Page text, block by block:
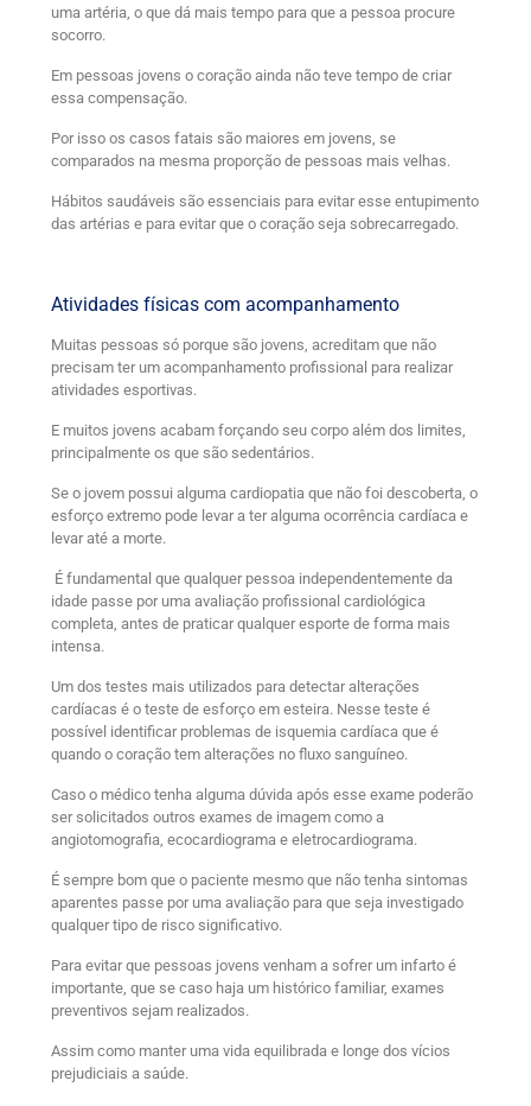
uma artéria, o que dá mais tempo para que a pessoa procure
socorro.
Em pessoas jovens o coração ainda não teve tempo de criar
essa compensação.
Por isso os casos fatais são maiores em jovens, se
comparados na mesma proporção de pessoas mais velhas.
Hábitos saudáveis são essenciais para evitar esse entupimento
das artérias e para evitar que o coração seja sobrecarregado.
Atividades físicas com acompanhamento
Muitas pessoas só porque são jovens, acreditam que não
precisam ter um acompanhamento profissional para realizar
atividades esportivas.
E muitos jovens acabam forçando seu corpo além dos limites,
principalmente os que são sedentários.
Se o jovem possui alguma cardiopatia que não foi descoberta, o
esforço extremo pode levar a ter alguma ocorrência cardíaca e
levar até a morte.
É fundamental que qualquer pessoa independentemente da
idade passe por uma avaliação profissional cardiológica
completa, antes de praticar qualquer esporte de forma mais
intensa.
Um dos testes mais utilizados para detectar alterações
cardíacas é o teste de esforço em esteira. Nesse teste é
possível identificar problemas de isquemia cardíaca que é
quando o coração tem alterações no fluxo sanguíneo.
Caso o médico tenha alguma dúvida após esse exame poderão
ser solicitados outros exames de imagem como a
angiotomografia, ecocardiograma e eletrocardiograma.
É sempre bom que o paciente mesmo que não tenha sintomas
aparentes passe por uma avaliação para que seja investigado
qualquer tipo de risco significativo.
Para evitar que pessoas jovens venham a sofrer um infarto é
importante, que se caso haja um histórico familiar, exames
preventivos sejam realizados.
Assim como manter uma vida equilibrada e longe dos vícios
prejudiciais a saúde.